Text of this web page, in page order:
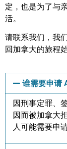
定，也是为了与
活。
请联系我们，我
回加拿大的旅程
谁需要申请
因刑事定罪、
因而被加拿大
人可能需要申请